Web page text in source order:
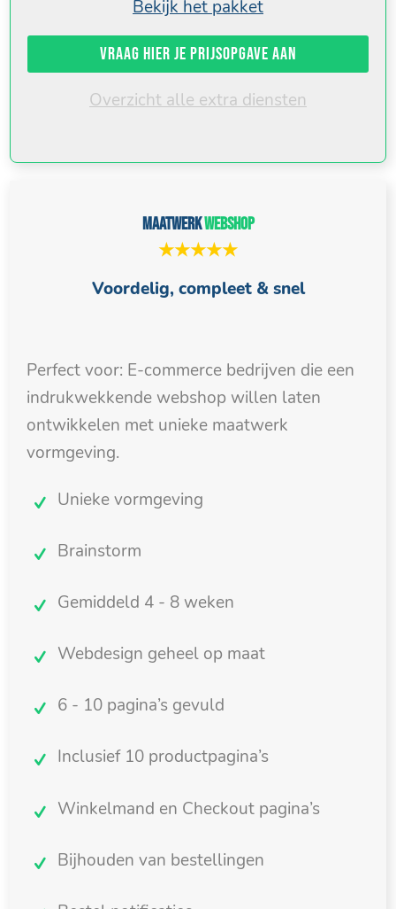
Bekijk het pakket
Vraag hier je prijsopgave aan
Overzicht alle extra diensten
Maatwerkwebshop
★★★★★
Voordelig, compleet & snel
Perfect voor: E-commerce bedrijven die een
indrukwekkende webshop willen laten
ontwikkelen met unieke maatwerk
vormgeving.
Unieke vormgeving
Brainstorm
Gemiddeld 4 - 8 weken
Webdesign geheel op maat
6 - 10 pagina’s gevuld
Inclusief 10 productpagina’s
Winkelmand en Checkout pagina’s
Bijhouden van bestellingen